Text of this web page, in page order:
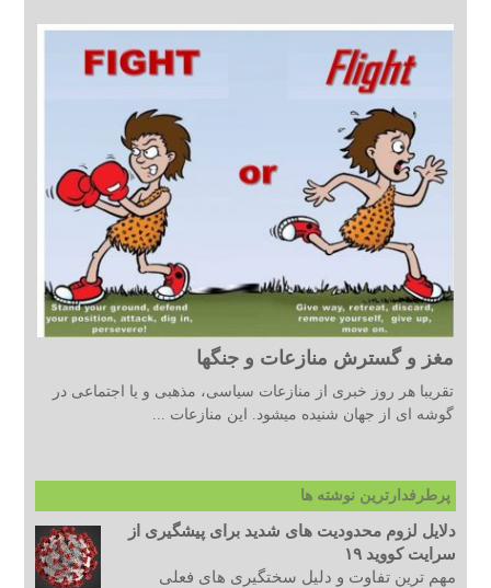
مغز و گسترش منازعات و جنگها
تقریبا هر روز خبری از منازعات سیاسی، مذهبی و یا اجتماعی در
گوشه ای از جهان شنیده میشود. این منازعات ...
پرطرفدارترین نوشته ها
دلایل لزوم محدودیت های شدید برای پیشگیری از
سرایت کووید ۱۹
مهم ترین تفاوت و دلیل سختگیری های فعلی